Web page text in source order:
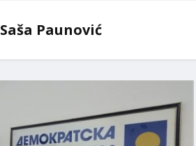
Saša Paunović